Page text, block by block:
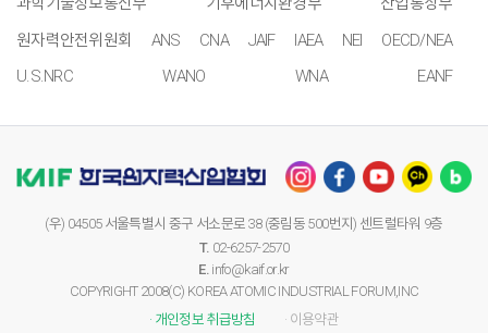
원자력안전위원회
ANS CNA JAIF IAEA NEI
OECD/NEA
U.S.NRC
WANO WNA EANF
(우) 04505 서울특별시 중구 서소문로 38 (중림동 500번지) 센트럴타워 9층
T. 02-6257-2570
E. info@kaif.or.kr
COPYRIGHT 2008(C) KOREA ATOMIC INDUSTRIAL FORUM,INC
· 개인정보 취급방침
· 이용약관